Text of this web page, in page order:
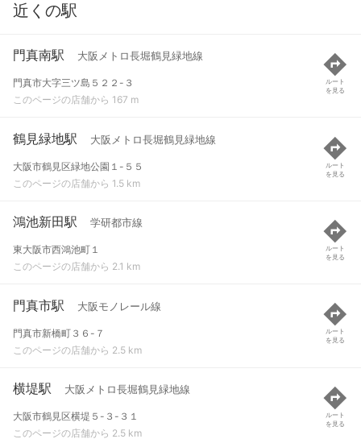
近くの駅
門真南駅 大阪メトロ長堀鶴見緑地線
門真市大字三ツ島５２２-３
このページの店舗から 167 m
ルート
を見る
鶴見緑地駅 大阪メトロ長堀鶴見緑地線
大阪市鶴見区緑地公園１-５５
このページの店舗から 1.5 km
ルート
を見る
鴻池新田駅 学研都市線
東大阪市西鴻池町１
このページの店舗から 2.1 km
ルート
を見る
門真市駅 大阪モノレール線
門真市新橋町３６-７
このページの店舗から 2.5 km
ルート
を見る
横堤駅 大阪メトロ長堀鶴見緑地線
大阪市鶴見区横堤５-３-３１
このページの店舗から 2.5 km
ルート
を見る